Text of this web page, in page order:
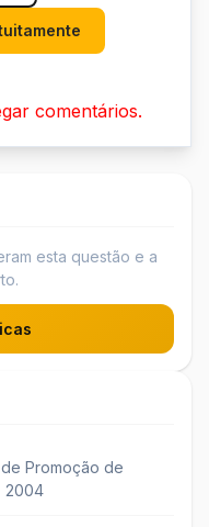
comentários.
esta questão e a
Promoção de
2004